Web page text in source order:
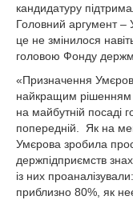
кандидатуру
Головний аргумент –
це не змінилося
головою Фонду
«Призначення
найкращим
на майбутній посаді
попередній. Як на
Умєрова зробила
держпідприємств
із них
приблизно 80%, як